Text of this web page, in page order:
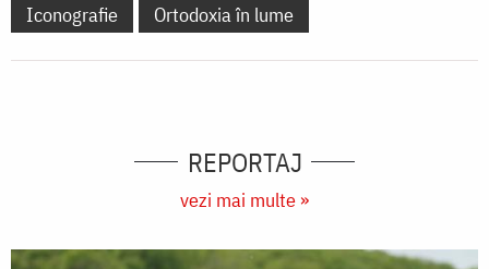
Iconografie
Ortodoxia în lume
REPORTAJ
vezi mai multe »